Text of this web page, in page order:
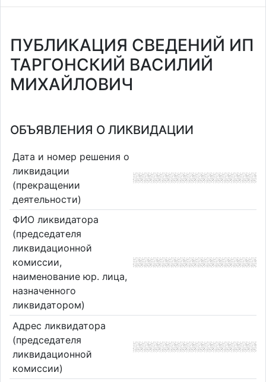
ПУБЛИКАЦИЯ СВЕДЕНИЙ ИП
ТАРГОНСКИЙ ВАСИЛИЙ
МИХАЙЛОВИЧ
ОБЪЯВЛЕНИЯ О ЛИКВИДАЦИИ
Дата и номер решения о
ликвидации
(прекращении
деятельности)
ФИО ликвидатора
(председателя
ликвидационной
комиссии,
наименование юр. лица,
назначенного
ликвидатором)
Адрес ликвидатора
(председателя
ликвидационной
комиссии)